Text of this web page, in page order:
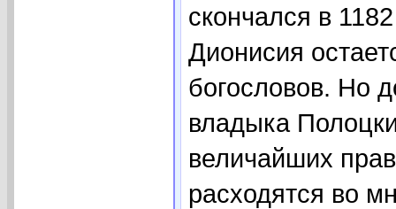
скончался в
Дионисия
богословов. Но
владыка
величайших
расходятся во